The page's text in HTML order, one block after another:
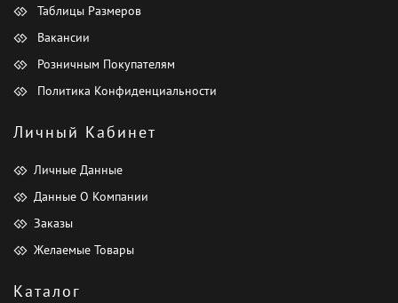
Таблицы Размеров
Вакансии
Розничным Покупателям
Политика Конфиденциальности
Личный Кабинет
Личные Данные
Данные О Компании
Заказы
Желаемые Товары
Каталог